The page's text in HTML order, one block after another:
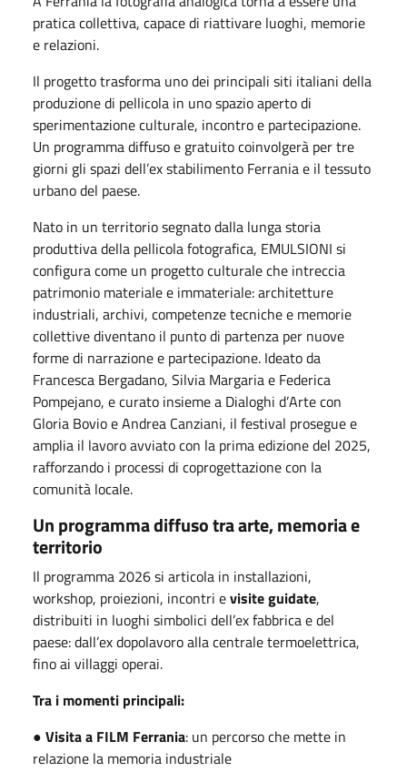
pratica collettiva, capace di riattivare luoghi, memorie
e relazioni.
Il progetto trasforma uno dei principali siti italiani della
produzione di pellicola in uno spazio aperto di
sperimentazione culturale, incontro e partecipazione.
Un programma diffuso e gratuito coinvolgerà per tre
giorni gli spazi dell’ex stabilimento Ferrania e il tessuto
urbano del paese.
Nato in un territorio segnato dalla lunga storia
produttiva della pellicola fotografica, EMULSIONI si
configura come un progetto culturale che intreccia
patrimonio materiale e immateriale: architetture
industriali, archivi, competenze tecniche e memorie
collettive diventano il punto di partenza per nuove
forme di narrazione e partecipazione. Ideato da
Francesca Bergadano, Silvia Margaria e Federica
Pompejano, e curato insieme a Dialoghi d’Arte con
Gloria Bovio e Andrea Canziani, il festival prosegue e
amplia il lavoro avviato con la prima edizione del 2025,
rafforzando i processi di coprogettazione con la
comunità locale.
Un programma diffuso tra arte, memoria e
territorio
Il programma 2026 si articola in installazioni,
workshop, proiezioni, incontri evisite guidate,
distribuiti in luoghi simbolici dell’ex fabbrica e del
paese: dall’ex dopolavoro alla centrale termoelettrica,
fino ai villaggi operai.
Tra i momenti principali:
● Visita a FILM Ferrania: un percorso che mette in
relazione la memoria industriale